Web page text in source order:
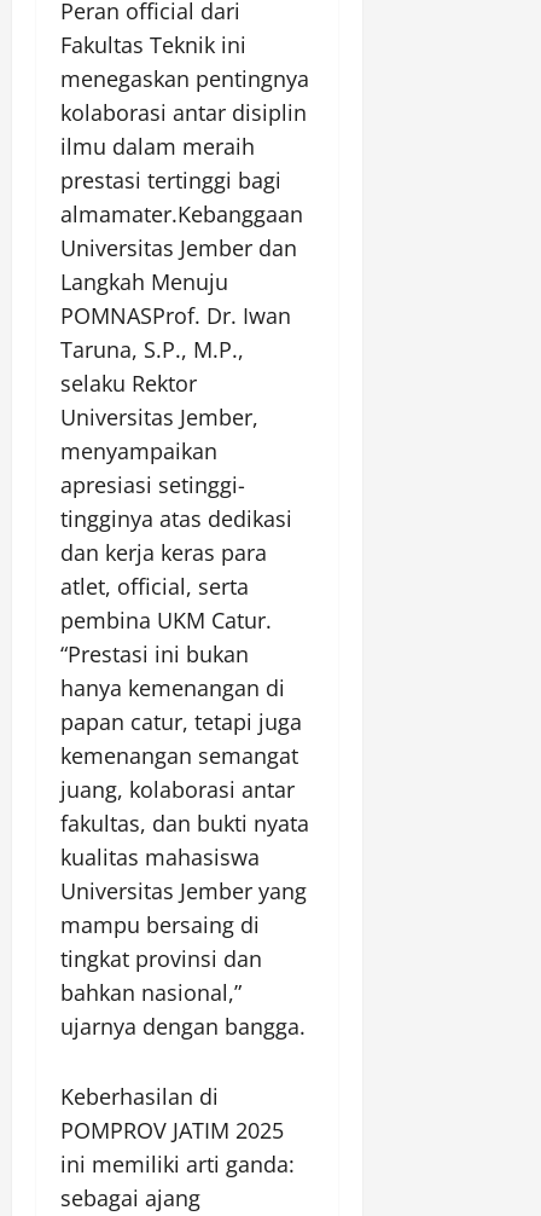
Peran official dari
Fakultas Teknik ini
menegaskan pentingnya
kolaborasi antar disiplin
ilmu dalam meraih
prestasi tertinggi bagi
almamater.Kebanggaan
Universitas Jember dan
Langkah Menuju
POMNASProf. Dr. Iwan
Taruna, S.P., M.P.,
selaku Rektor
Universitas Jember,
menyampaikan
apresiasi setinggi-
tingginya atas dedikasi
dan kerja keras para
atlet, official, serta
pembina UKM Catur.
“Prestasi ini bukan
hanya kemenangan di
papan catur, tetapi juga
kemenangan semangat
juang, kolaborasi antar
fakultas, dan bukti nyata
kualitas mahasiswa
Universitas Jember yang
mampu bersaing di
tingkat provinsi dan
bahkan nasional,”
ujarnya dengan bangga.
Keberhasilan di
POMPROV JATIM 2025
ini memiliki arti ganda:
sebagai ajang